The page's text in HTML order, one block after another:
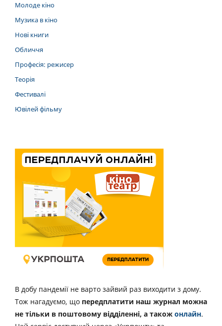
Молоде кіно
Музика в кіно
Нові книги
Обличчя
Професія: режисер
Теорія
Фестивалі
Ювілей фільму
В добу пандемії не варто зайвий раз виходити з дому.
Тож нагадуємо, що передплатити наш журнал можна
не тільки в поштовому відділенні, а також онлайн.